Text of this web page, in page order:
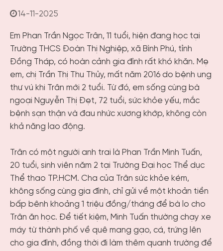
14-11-2025
Em Phan Trần Ngọc Trân, 11 tuổi, hiện đang học tại
Trường THCS Đoàn Thị Nghiệp, xã Bình Phú, tỉnh
Đồng Tháp, có hoàn cảnh gia đình rất khó khăn. Mẹ
em, chị Trần Thị Thu Thủy, mất năm 2016 do bệnh ung
thư vú khi Trân mới 2 tuổi. Từ đó, em sống cùng bà
ngoại Nguyễn Thị Đẹt, 72 tuổi, sức khỏe yếu, mắc
bệnh sạn thận và đau nhức xương khớp, không còn
khả năng lao động.
Trân có một người anh trai là Phan Trần Minh Tuấn,
20 tuổi, sinh viên năm 2 tại Trường Đại học Thể dục
Thể thao TP.HCM. Cha của Trân sức khỏe kém,
không sống cùng gia đình, chỉ gửi về một khoản tiền
bấp bênh khoảng 1 triệu đồng/tháng để bà lo cho
Trân ăn học. Để tiết kiệm, Minh Tuấn thường chạy xe
máy từ thành phố về quê mang gạo, cá, trứng lên
cho gia đình, đồng thời đi làm thêm quanh trường để